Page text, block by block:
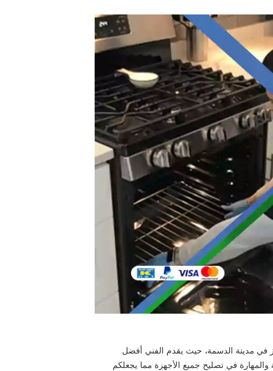
في مدينة الدسمة، حيث يقدم الفني أفضل
والمهارة في تصليح جميع الأجهزة مما يجعلكم